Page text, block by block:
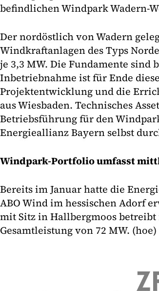
befindlichen Windpark Wadern-
Der nordöstlich von Wadern
Windkraftanlagen des Typs
je 3,3 MW. Die Fundamente sind
Inbetriebnahme ist für Ende
Projektentwicklung und die
aus Wiesbaden. Technisches
Betriebsführung für den
Energieallianz Bayern selbst
Windpark-Portfolio umfasst
Bereits im Januar hatte die
ABO Wind im hessischen Adorf
mit Sitz in Hallbergmoos
Gesamtleistung von 72 MW. (hoe)